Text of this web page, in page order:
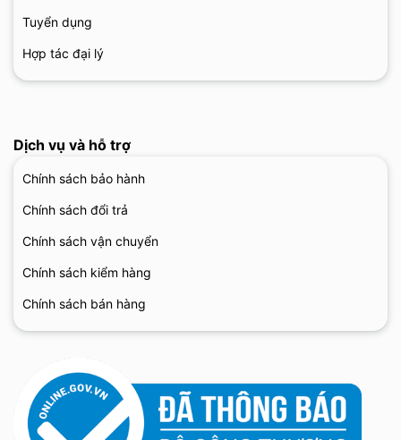
Tuyển dụng
Hợp tác đại lý
Dịch vụ và hỗ trợ
Chính sách bảo hành
Chính sách đổi trả
Chính sách vận chuyển
Chính sách kiểm hàng
Chính sách bán hàng